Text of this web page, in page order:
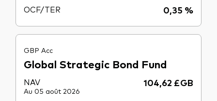
OCF/TER 0,35 %
GBP Acc
Global Strategic Bond Fund
NAV 104,62 £GB
Au 05 août 2026